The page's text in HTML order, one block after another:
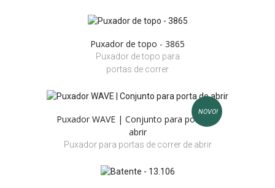
Puxador de topo - 3865
Puxador de topo para
portas de correr
NOVO!
Puxador WAVE | Conjunto para porta de
abrir
Puxador para portas de correr de abrir